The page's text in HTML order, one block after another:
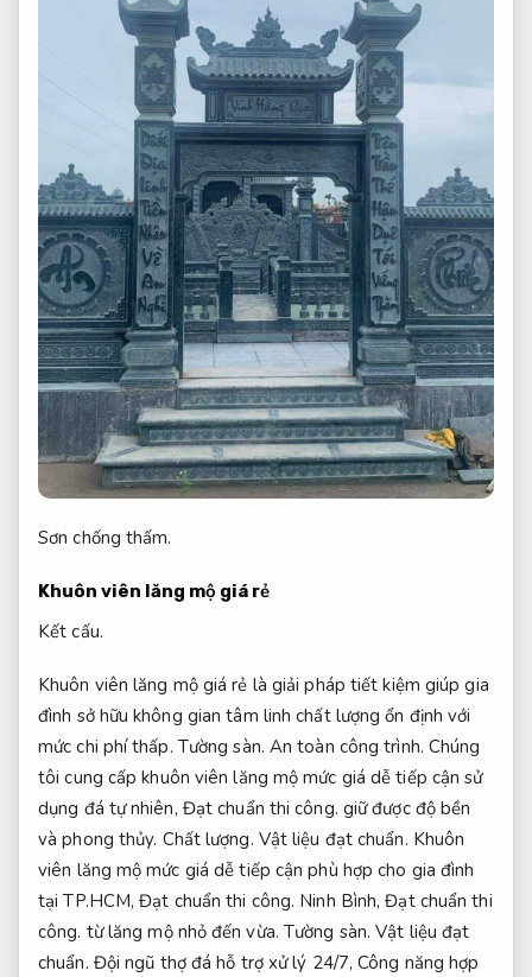
Sơn chống thấm.
Khuôn viên lăng mộ giá rẻ
Kết cấu.
Khuôn viên lăng mộ giá rẻ là giải pháp tiết kiệm giúp gia
đình sở hữu không gian tâm linh chất lượng ổn định với
mức chi phí thấp. Tường sàn. An toàn công trình. Chúng
tôi cung cấp khuôn viên lăng mộ mức giá dễ tiếp cận sử
dụng đá tự nhiên, Đạt chuẩn thi công. giữ được độ bền
và phong thủy. Chất lượng. Vật liệu đạt chuẩn. Khuôn
viên lăng mộ mức giá dễ tiếp cận phù hợp cho gia đình
tại TP.HCM,Đạt chuẩn thi công. Ninh Bình,Đạt chuẩn thi
công. từ lăng mộ nhỏ đến vừa. Tường sàn. Vật liệu đạt
chuẩn. Đội ngũ thợ đá hỗ trợ xử lý 24/7,Công năng hợp